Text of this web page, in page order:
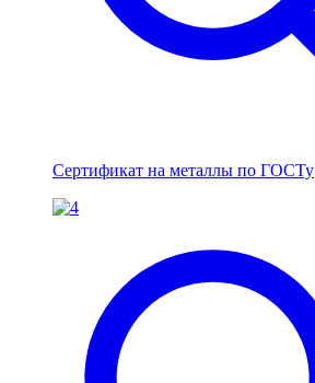
Сертификат на металлы по ГОСТу